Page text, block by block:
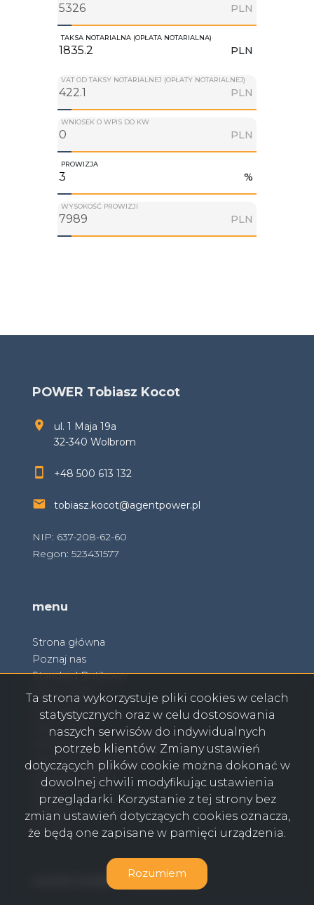
PLN
TAKSA NOTARIALNA (OPŁATA NOTARIALNA)
PLN
VAT OD TAKSY NOTARIALNEJ (OPŁATY NOTARIALNEJ)
PLN
WNIOSEK O WPIS DO KW
PLN
PROWIZJA
%
WYSOKOŚĆ PROWIZJI
PLN
POWER Tobiasz Kocot
ul. 1 Maja 19a
32-340 Wolbrom
+48 500 613 132
tobiasz.kocot@agentpower.pl
NIP: 637-208-62-60
Regon: 523431577
menu
Strona główna
Poznaj nas
Standard Butikowy
Nasze Oferty
Sprzedaj z nami
Kup z nami
Autentyczność i transparentność
Finanse i Ubezpieczenia
Zapisane Oferty
Blog
Kontakt
RODO
social media Facebook
Facebook
Facebook
Facebook
Ta strona wykorzystuje pliki cookies w celach
statystycznych oraz w celu dostosowania
naszych serwisów do indywidualnych
potrzeb klientów. Zmiany ustawień
dotyczących plików cookie można dokonać w
dowolnej chwili modyfikując ustawienia
przeglądarki. Korzystanie z tej strony bez
zmian ustawień dotyczących cookies oznacza,
że będą one zapisane w pamięci urządzenia.
Rozumiem